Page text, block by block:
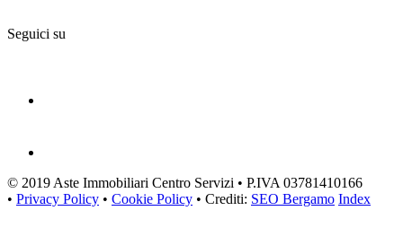
Seguici su
© 2019 Aste Immobiliari Centro Servizi • P.IVA 03781410166
• Privacy Policy • Cookie Policy • Crediti: SEO Bergamo Index